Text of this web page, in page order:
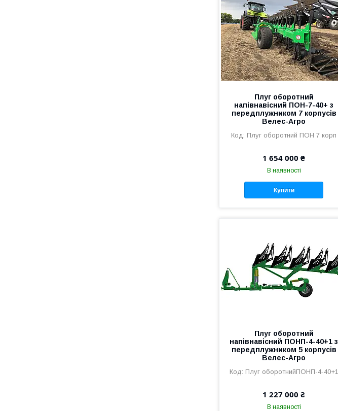
Плуг оборотний
напівнавісний ПОН-7-40+ з
передплужником 7 корпусів
Велес-Агро
Плуг оборотний ПОН 7 корп
1 654 000 ₴
В наявності
Купити
Плуг оборотний
напівнавісний ПОНП-4-40+1 з
передплужником 5 корпусів
Велес-Агро
Плуг оборотнийПОНП-4-40+1
1 227 000 ₴
В наявності